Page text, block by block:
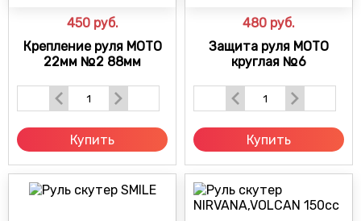
450 руб.
Крепление руля МОТО
22мм №2 88мм
Купить
480 руб.
Защита руля МОТО
круглая №6
Купить